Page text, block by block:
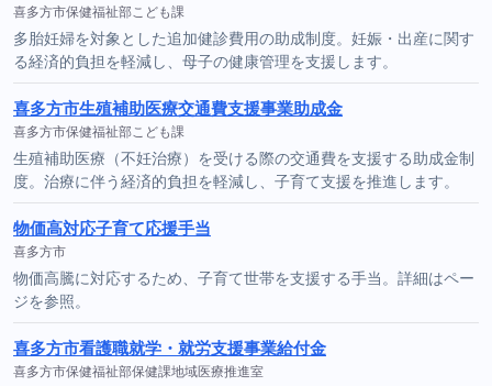
喜多方市保健福祉部こども課
多胎妊婦を対象とした追加健診費用の助成制度。妊娠・出産に関す
る経済的負担を軽減し、母子の健康管理を支援します。
喜多方市生殖補助医療交通費支援事業助成金
喜多方市保健福祉部こども課
生殖補助医療（不妊治療）を受ける際の交通費を支援する助成金制
度。治療に伴う経済的負担を軽減し、子育て支援を推進します。
物価高対応子育て応援手当
喜多方市
物価高騰に対応するため、子育て世帯を支援する手当。詳細はペー
ジを参照。
喜多方市看護職就学・就労支援事業給付金
喜多方市保健福祉部保健課地域医療推進室